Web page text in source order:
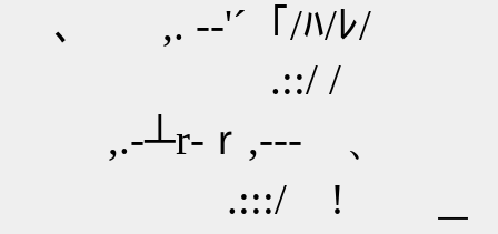
､ ,. -‐'´「/ﾊ/ﾚ/
.::/ / ヽ‐-
,.-┴r‐ｒ,‐-- 、
.:::/ !